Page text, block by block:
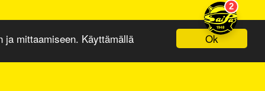
Ok
ja mittaamiseen. Käyttämällä